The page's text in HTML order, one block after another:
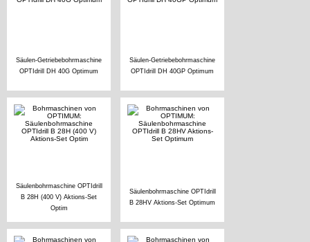
Säulen-Getriebebohrmaschine
OPTIdrill DH 40G Optimum
Säulen-Getriebebohrmaschine
OPTIdrill DH 40GP Optimum
Säulenbohrmaschine OPTIdrill
B 28H (400 V) Aktions-Set
Optim
Säulenbohrmaschine OPTIdrill
B 28HV Aktions-Set Optimum